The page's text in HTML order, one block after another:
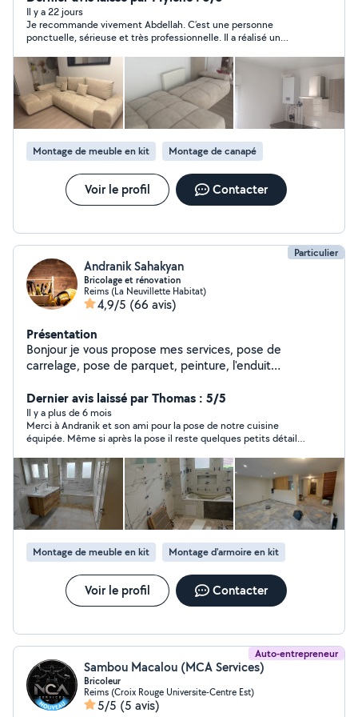
projet ! Disponible tout la semaine de samedi jusqu'à
samedi H24 .
Il y a 22 jours
Je recommande vivement Abdellah. C’est une personne
ponctuelle, sérieuse et très professionnelle. Il a réalisé un
résultat et je n’hésiterai pas à faire de nouveau appel à lui pour
de futurs travaux. Merci encore pour votre excellent travail !
Montage de meuble en kit Montage de canapé
Voir le profil Contacter
Particulier
Andranik Sahakyan
Bricolage et rénovation
Reims (La Neuvillette Habitat)
4,9/5 (66 avis)
Présentation
Bonjour je vous propose mes services, pose de
carrelage, pose de parquet, peinture, l'enduit
papier peint toile de verre, bricolage, n'hésitez pas me
contacter
Dernier avis laissé par Thomas : 5/5
Il y a plus de 6 mois
Merci à Andranik et son ami pour la pose de notre cuisine
équipée. Même si après la pose il reste quelques petits détails
Je recommande 100%. Merci !
Montage de meuble en kit Montage d'armoire en kit
Voir le profil Contacter
Auto-entrepreneur
Sambou Macalou (MCA Services)
Bricoleur
Reims (Croix Rouge Universite-Centre Est)
5/5 (5 avis)